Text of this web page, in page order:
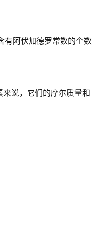
有阿伏加德罗常数的个数
说，它们的摩尔质量和